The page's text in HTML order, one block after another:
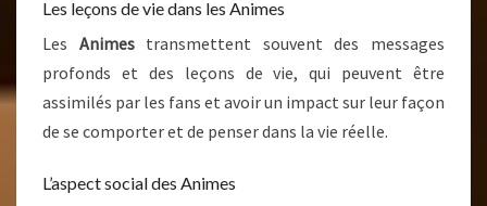
Les leçons de vie dans les Animes
Les Animestransmettent souvent des messages
profonds et des leçons de vie, qui peuvent être
assimilés par les fans et avoir un impact sur leur façon
de se comporter et de penser dans la vie réelle.
L’aspect social des Animes